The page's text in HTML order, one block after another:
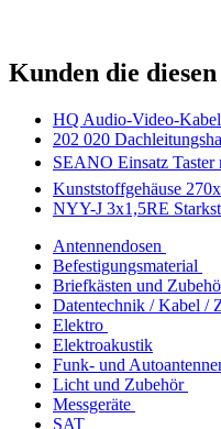
Kunden die
HQ Audio-Video-
202 020
SEANO Einsatz
Kunststoffgehäuse
NYY-J 3x1,5RE
Antennendosen
Befestigungsmaterial
Briefkästen und
Datentechnik / Kabel /
Elektro
Elektroakustik
Funk- und
Licht und Zubehör
Messgeräte
SAT